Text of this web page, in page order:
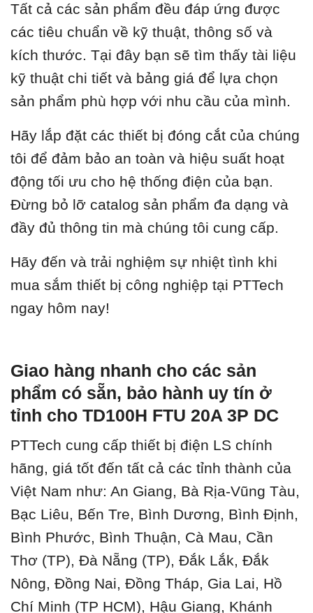
Tất cả các sản phẩm đều đáp ứng được
các tiêu chuẩn về kỹ thuật, thông số và
kích thước. Tại đây bạn sẽ tìm thấy tài liệu
kỹ thuật chi tiết và bảng giá để lựa chọn
sản phẩm phù hợp với nhu cầu của mình.
Hãy lắp đặt các thiết bị đóng cắt của chúng
tôi để đảm bảo an toàn và hiệu suất hoạt
động tối ưu cho hệ thống điện của bạn.
Đừng bỏ lỡ catalog sản phẩm đa dạng và
đầy đủ thông tin mà chúng tôi cung cấp.
Hãy đến và trải nghiệm sự nhiệt tình khi
mua sắm thiết bị công nghiệp tại PTTech
ngay hôm nay!
Giao hàng nhanh cho các sản
phẩm có sẵn, bảo hành uy tín ở
tỉnh cho TD100H FTU 20A 3P DC
PTTech cung cấp thiết bị điện LS chính
hãng, giá tốt đến tất cả các tỉnh thành của
Việt Nam như: An Giang, Bà Rịa-Vũng Tàu,
Bạc Liêu, Bến Tre, Bình Dương, Bình Định,
Bình Phước, Bình Thuận, Cà Mau, Cần
Thơ (TP), Đà Nẵng (TP), Đắk Lắk, Đắk
Nông, Đồng Nai, Đồng Tháp, Gia Lai, Hồ
Chí Minh (TP HCM), Hậu Giang, Khánh